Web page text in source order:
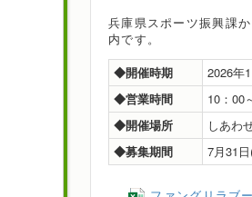
兵庫県スポーツ振興課
内です。
◆開催時期
2026年
◆営業時間
10：00
◆開催場所
しあわ
◆募集期間
7月31